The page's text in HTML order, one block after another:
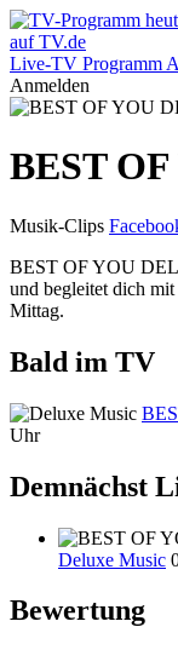
Live-TV Programm
Anmelden
BEST
Musik-Clips
BEST OF YOU
und begleitet dich mit
Mittag.
Bald im TV
Uhr
Demnächst
Deluxe Music
Bewertung